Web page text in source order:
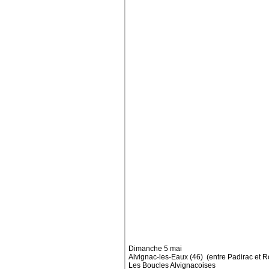
Dimanche 5 mai
Alvignac-les-Eaux (46) (entre Padirac et
Les Boucles Alvignacoises